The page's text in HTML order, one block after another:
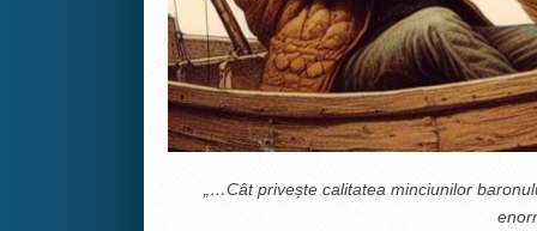
„…Cât privește calitatea minciunilor